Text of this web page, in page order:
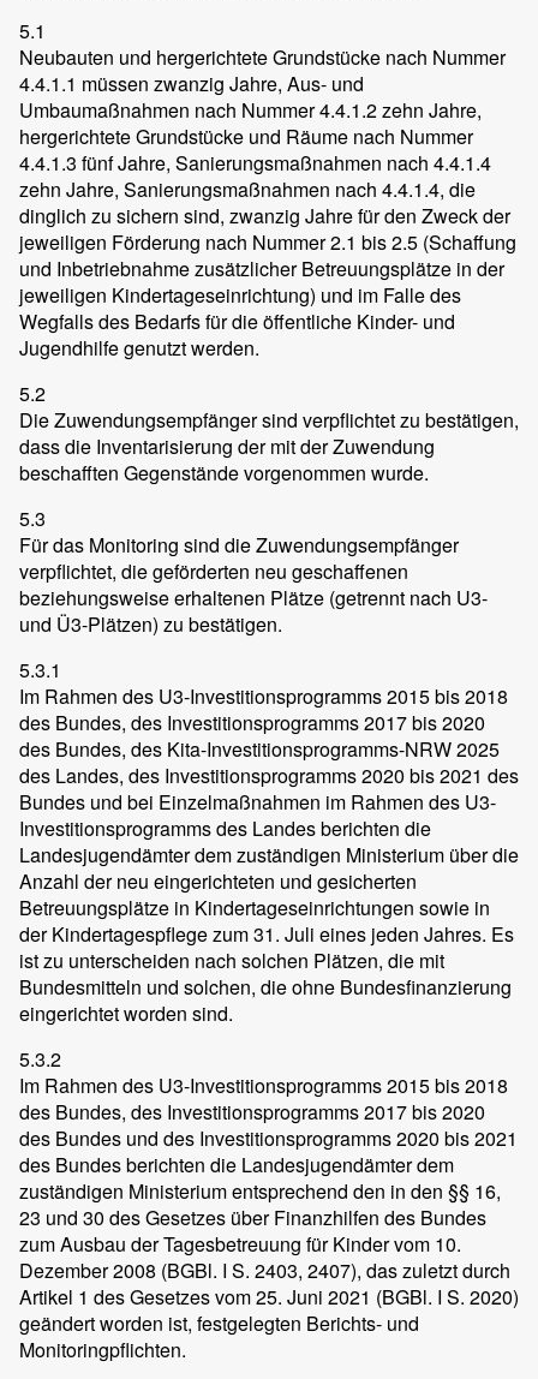
5.1
Neubauten und hergerichtete Grundstücke nach Nummer
4.4.1.1 müssen zwanzig Jahre, Aus- und
Umbaumaßnahmen nach Nummer 4.4.1.2 zehn Jahre,
hergerichtete Grundstücke und Räume nach Nummer
4.4.1.3 fünf Jahre, Sanierungsmaßnahmen nach 4.4.1.4
zehn Jahre, Sanierungsmaßnahmen nach 4.4.1.4, die
dinglich zu sichern sind, zwanzig Jahre für den Zweck der
jeweiligen Förderung nach Nummer 2.1 bis 2.5 (Schaffung
und Inbetriebnahme zusätzlicher Betreuungsplätze in der
jeweiligen Kindertageseinrichtung) und im Falle des
Wegfalls des Bedarfs für die öffentliche Kinder- und
Jugendhilfe genutzt werden.
5.2
Die Zuwendungsempfänger sind verpflichtet zu bestätigen,
dass die Inventarisierung der mit der Zuwendung
beschafften Gegenstände vorgenommen wurde.
5.3
Für das Monitoring sind die Zuwendungsempfänger
verpflichtet, die geförderten neu geschaffenen
beziehungsweise erhaltenen Plätze (getrennt nach U3-
und Ü3-Plätzen) zu bestätigen.
5.3.1
Im Rahmen des U3-Investitionsprogramms 2015 bis 2018
des Bundes, des Investitionsprogramms 2017 bis 2020
des Bundes, des Kita-Investitionsprogramms-NRW 2025
des Landes, des Investitionsprogramms 2020 bis 2021 des
Bundes und bei Einzelmaßnahmen im Rahmen des U3-
Investitionsprogramms des Landes berichten die
Landesjugendämter dem zuständigen Ministerium über die
Anzahl der neu eingerichteten und gesicherten
Betreuungsplätze in Kindertageseinrichtungen sowie in
der Kindertagespflege zum 31. Juli eines jeden Jahres. Es
ist zu unterscheiden nach solchen Plätzen, die mit
Bundesmitteln und solchen, die ohne Bundesfinanzierung
eingerichtet worden sind.
5.3.2
Im Rahmen des U3-Investitionsprogramms 2015 bis 2018
des Bundes, des Investitionsprogramms 2017 bis 2020
des Bundes und des Investitionsprogramms 2020 bis 2021
des Bundes berichten die Landesjugendämter dem
zuständigen Ministerium entsprechend den in den §§ 16,
23 und 30 des Gesetzes über Finanzhilfen des Bundes
zum Ausbau der Tagesbetreuung für Kinder vom 10.
Dezember 2008 (BGBl. I S. 2403, 2407), das zuletzt durch
Artikel 1 des Gesetzes vom 25. Juni 2021 (BGBl. I S. 2020)
geändert worden ist, festgelegten Berichts- und
Monitoringpflichten.